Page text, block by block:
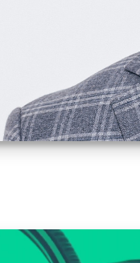
ipsum dolor sit amet, consectetuer
elit, sed diam nonummy nibh euismod
ut laoreet dolore magna aliquam erat
volutpat.